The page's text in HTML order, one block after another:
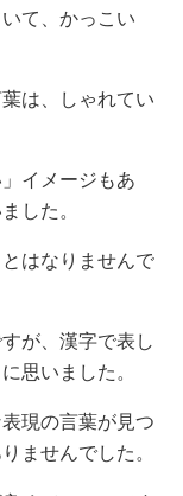
て、かっこい
は、しゃれてい
イメージもあ
した。
はなりませんで
が、漢字で表し
思いました。
現の言葉が見つ
ませんでした。